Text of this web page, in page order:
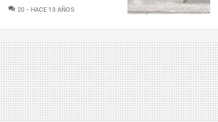
20 COMENTARIOS
HACE 13 AÑOS